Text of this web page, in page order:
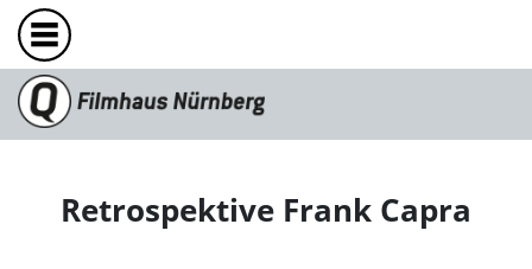
Retrospektive Frank Capra